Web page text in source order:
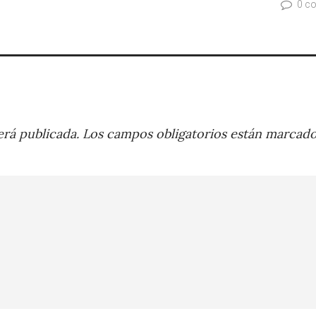
0
publicada. Los campos obligatorios están